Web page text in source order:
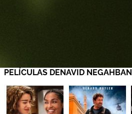
PELÍCULAS DENAVID NEGAHBAN